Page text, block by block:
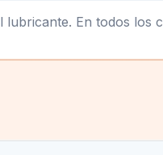
lubricante. En todos